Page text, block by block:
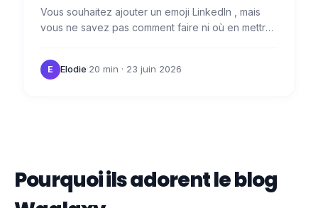
Vous souhaitez ajouter un emoji LinkedIn , mais
vous ne savez pas comment faire ni où en mettre
de gagner…
E Elodie·20 min · 23 juin 2026
Pourquoi ils adorent le blog